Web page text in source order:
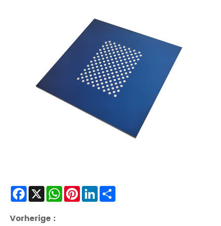
Facebook
X WhatsApp
Pinterest
LinkedIn
Vorherige :